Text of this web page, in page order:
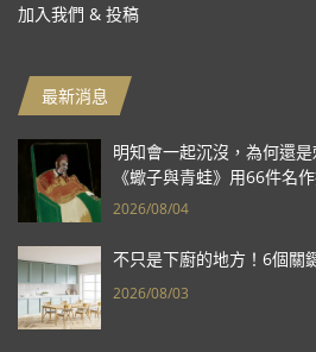
加入我們 & 投稿
最新消息
明知會一起沉沒，為何還
《蠍子與青蛙》用66件名
2026/08/04
不只是下廚的地方！6個關
2026/08/03